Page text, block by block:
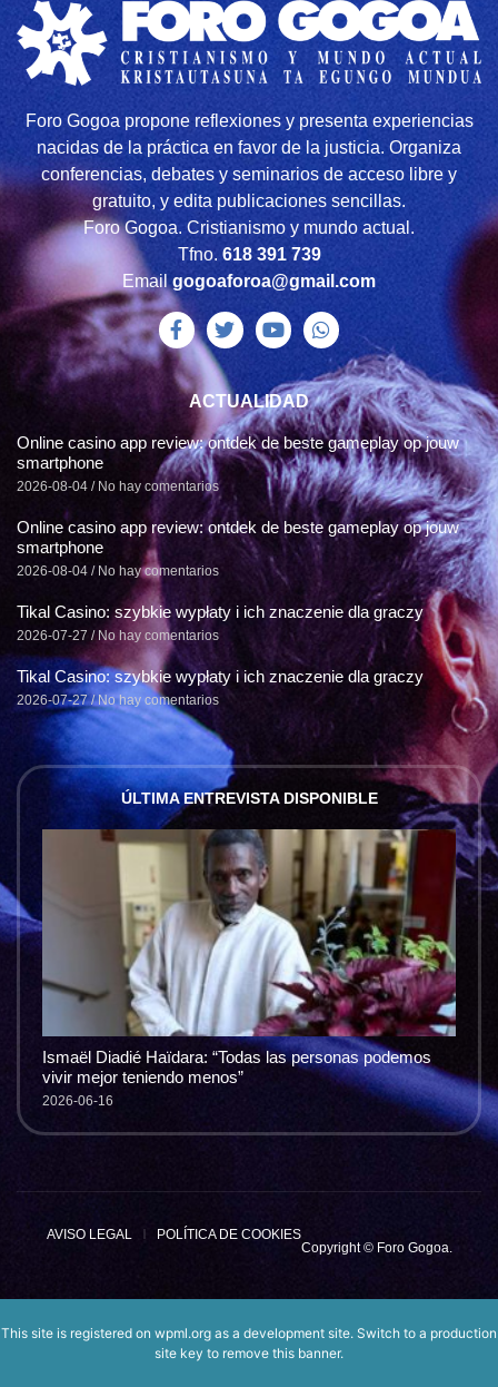
Foro Gogoa propone reflexiones y presenta experiencias
nacidas de la práctica en favor de la justicia. Organiza
conferencias, debates y seminarios de acceso libre y
gratuito, y edita publicaciones sencillas.
Foro Gogoa. Cristianismo y mundo actual.
Tfno. 618 391 739
Emailgogoaforoa@gmail.com
ACTUALIDAD
Online casino app review: ontdek de beste gameplay op jouw
smartphone
2026-08-04 No hay comentarios
Online casino app review: ontdek de beste gameplay op jouw
smartphone
2026-08-04 No hay comentarios
Tikal Casino: szybkie wypłaty i ich znaczenie dla graczy
2026-07-27 No hay comentarios
Tikal Casino: szybkie wypłaty i ich znaczenie dla graczy
2026-07-27 No hay comentarios
ÚLTIMA ENTREVISTA DISPONIBLE
Ismaël Diadié Haïdara: “Todas las personas podemos
vivir mejor teniendo menos”
2026-06-16
AVISO LEGAL
POLÍTICA DE COOKIES
Copyright © Foro Gogoa.
This site is registered on wpml.org as a development site. Switch to a production
site key to remove this banner.